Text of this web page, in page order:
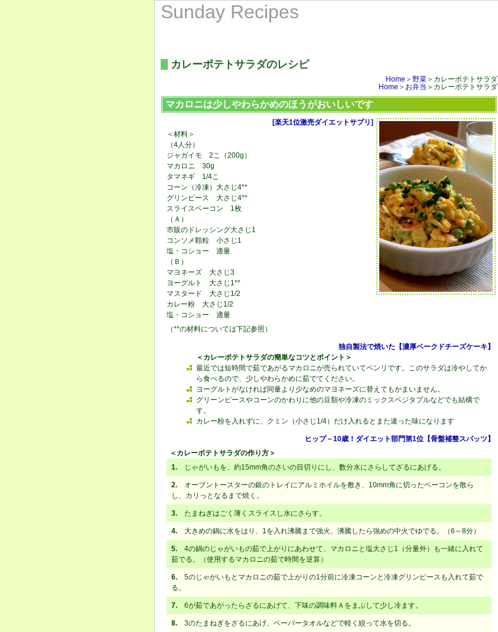
Sunday Recipes
カレーポテトサラダのレシピ
Home ＞ 野菜 ＞カレーポテトサラダ
Home ＞ お弁当 ＞カレーポテトサラダ
マカロニは少しやわらかめのほうがおいしいです
[楽天1位激売ダイエットサプリ]
＜材料＞
（4人分）
ジャガイモ 2こ（200g）
マカロニ 30g
タマネギ 1/4こ
コーン（冷凍）大さじ4**
グリンピース 大さじ4**
スライスベーコン 1枚
（Ａ）
市販のドレッシング大さじ1
コンソメ顆粒 小さじ1
塩・コショー 適量
（Ｂ）
マヨネーズ 大さじ3
ヨーグルト 大さじ1**
マスタード 大さじ1/2
カレー粉 大さじ1/2
塩・コショー 適量
（**の材料については下記参照）
独自製法で焼いた【濃厚ベークドチーズケーキ】
＜カレーポテトサラダの簡単なコツとポイント＞
最近では短時間で茹であがるマカロニが売られていてベンリです。このサラダは冷やしてか
ら食べるので、少しやわらかめに茹でてください。
ヨーグルトがなければ同量より少なめのマヨネーズに替えてもかまいません。
グリーンピースやコーンのかわりに他の豆類や冷凍のミックスベジタプルなどでも結構で
す。
カレー粉を入れずに、クミン（小さじ1/4）だけ入れるとまた違った味になります
ヒップ－10歳！ダイエット部門第1位【骨盤補整スパッツ】
＜カレーポテトサラダの作り方＞
1. じゃがいもを、約15mm角のさいの目切りにし、数分水にさらしてざるにあげる。
2. オーブントースターの銀のトレイにアルミホイルを敷き、10mm角に切ったベーコンを散ら
し、カリっとなるまで焼く。
3. たまねぎはごく薄くスライスし水にさらす。
4. 大きめの鍋に水をはり、1を入れ沸騰まで強火、沸騰したら強めの中火でゆでる。（6～8分）
5. 4の鍋のじゃがいもの茹で上がりにあわせて、マカロニと塩大さじ1（分量外）も一緒に入れて
茹でる。（使用するマカロニの茹で時間を逆算）
6. 5のじゃがいもとマカロニの茹で上がりの1分前に冷凍コーンと冷凍グリンピースも入れて茹で
る。
7. 6が茹であがったらざるにあげて、下味の調味料Ａをまぶして少し冷ます。
8. 3のたまねぎをざるにあげ、ペーパータオルなどで軽く絞って水を切る。